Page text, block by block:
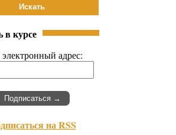
в курсе
адрес:
на RSS